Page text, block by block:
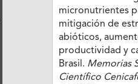
micronutrientes
mitigación de
abióticos,
productividad y
Brasil. Memorias
Científico